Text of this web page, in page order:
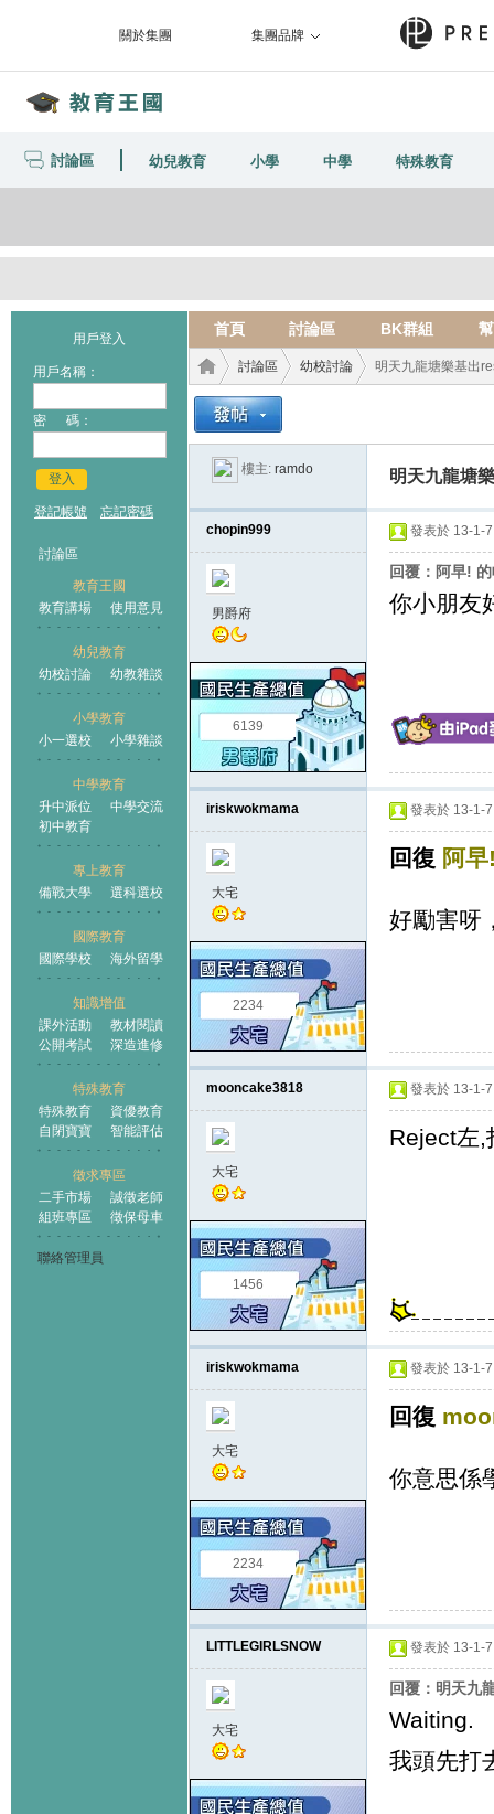
關於集團 集團品牌
討論區 幼兒教育 小學 中學 特殊教育
用戶登入
用戶名稱：
密 碼：
登入
登記帳號 忘記密碼
討論區
教育王國
教育講場
使用意見
幼兒教育
幼校討論
幼教雜談
小學教育
小一選校
小學雜談
中學教育
升中派位
中學交流
初中教育
專上教育
備戰大學
選科選校
國際教育
國際學校
海外留學
知識增值
課外活動
教材閱讀
公開考試
深造進修
特殊教育
特殊教育
資優教育
自閉寶寶
智能評估
徵求專區
二手市場
誠徵老師
組班專區
徵保母車
聯絡管理員
首頁 討論區 BK群組
教育
王國
›
討論區 幼校討論 明天九龍塘樂基出
樓主: ramdo 明天九龍塘
chopin999
男爵府
6139
發表於 13-1-
回覆：阿早!
你小朋友
iriskwokmama
大宅
2234
發表於 13-1-
回復 阿
好勵害呀
mooncake3818
大宅
1456
發表於 13-1-
Reject左,
iriskwokmama
大宅
2234
發表於 13-1-
回復
你意思係
LITTLEGIRLSNOW
大宅
發表於 13-1-
回覆：明天九
Waiting.
我頭先打